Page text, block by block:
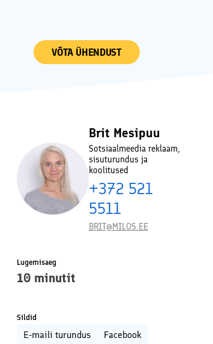
VÕTA ÜHENDUST
Brit Mesipuu
Sotsiaalmeedia reklaam,
sisuturundus ja
koolitused
+372 521
5511
BRIT@MILOS.EE
Lugemisaeg
10minutit
Sildid
E-maili turundus
Facebook